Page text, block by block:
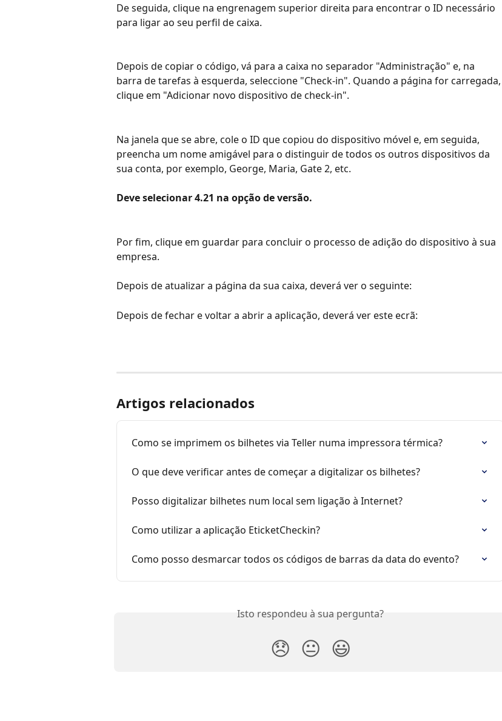
De seguida, clique na engrenagem superior direita para encontrar o ID necessário
para ligar ao seu perfil de caixa.
Depois de copiar o código, vá para a caixa no separador "Administração" e, na
barra de tarefas à esquerda, seleccione "Check-in". Quando a página for carregada,
clique em "Adicionar novo dispositivo de check-in".
Na janela que se abre, cole o ID que copiou do dispositivo móvel e, em seguida,
preencha um nome amigável para o distinguir de todos os outros dispositivos da
sua conta, por exemplo, George, Maria, Gate 2, etc.
Deve selecionar 4.21 na opção de versão.
Por fim, clique em guardar para concluir o processo de adição do dispositivo à sua
empresa.
Depois de atualizar a página da sua caixa, deverá ver o seguinte:
Depois de fechar e voltar a abrir a aplicação, deverá ver este ecrã:
Artigos relacionados
Como se imprimem os bilhetes via Teller numa impressora térmica?
O que deve verificar antes de começar a digitalizar os bilhetes?
Posso digitalizar bilhetes num local sem ligação à Internet?
Como utilizar a aplicação EticketCheckin?
Como posso desmarcar todos os códigos de barras da data do evento?
Isto respondeu à sua pergunta?
😞 😐 😃